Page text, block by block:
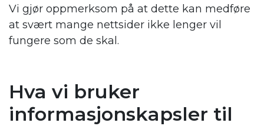
Vi gjør oppmerksom på at dette kan medføre
at svært mange nettsider ikke lenger vil
fungere som de skal.
Hva vi bruker
informasjonskapsler til